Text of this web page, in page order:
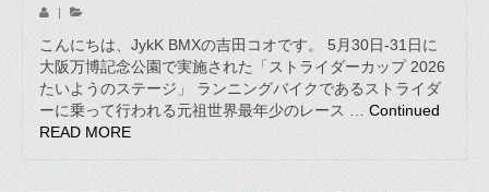
こんにちは、JykK BMXの吉田コオです。 5月30日-31日に
大阪万博記念公園で実施された「ストライダーカップ 2026
たいようのステージ」 ランニングバイクであるストライダ
ーに乗って行われる元祖世界最年少のレース … Continued
READ MORE